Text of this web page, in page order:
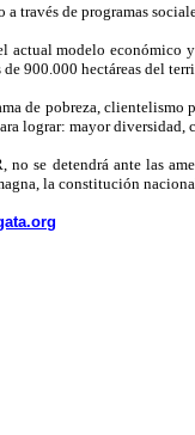
través de programas
actual modelo económico
de 900.000 hectáreas del
de pobreza, clientelismo
lograr: mayor
no se detendrá ante las
la constitución